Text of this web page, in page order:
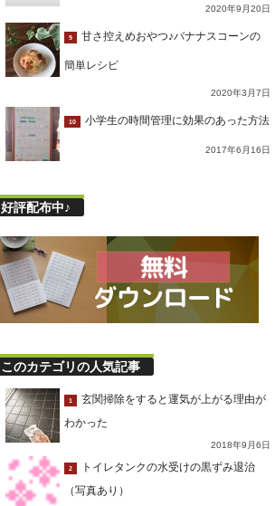
2020年9月20日
9 甘さ控えめおやつ♪バナナスコーンの
簡単レシピ
2020年3月7日
10 小学生の時間管理に効果のあった方法
2017年6月16日
好評配布中♪
このカテゴリの人気記事
1
玄関掃除をすると運気が上がる理由が
わかった
2018年9月6日
2
トイレタンクの水受けの黒ずみ退治
（写真あり）